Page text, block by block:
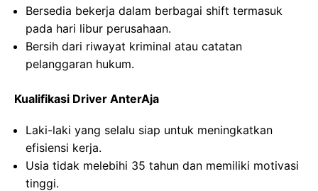
Bersedia bekerja dalam berbagai shift termasuk
pada hari libur perusahaan.
Bersih dari riwayat kriminal atau catatan
pelanggaran hukum.
Kualifikasi Driver AnterAja
Laki-laki yang selalu siap untuk meningkatkan
efisiensi kerja.
Usia tidak melebihi 35 tahun dan memiliki motivasi
tinggi.